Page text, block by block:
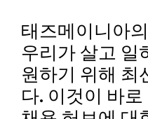
태즈메이니아
우리가 살고 일
원하기 위해 최
다. 이것이 바로